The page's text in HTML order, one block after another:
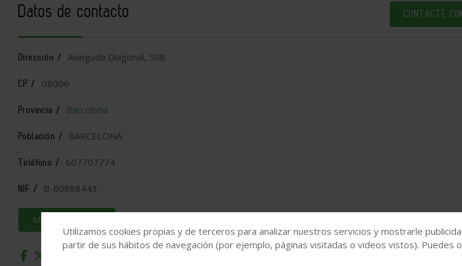
Datos de contacto CONTACTE
Dirección / Avinguda Diagonal, 508
CP / 08006
Provincia / Barcelona
Población / BARCELONA
Teléfono / 607707774
NIF / B-60888443
Más información
Utilizamos cookies propias y de terceros para analizar nuestros servicios y mostrarle
partir de sus hábitos de navegación (por ejemplo, páginas visitadas o videos vistos). Puedes